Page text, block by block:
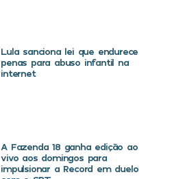
Lula sanciona lei que endurece
penas para abuso infantil na
internet
A Fazenda 18 ganha edição ao
vivo aos domingos para
impulsionar a Record em duelo